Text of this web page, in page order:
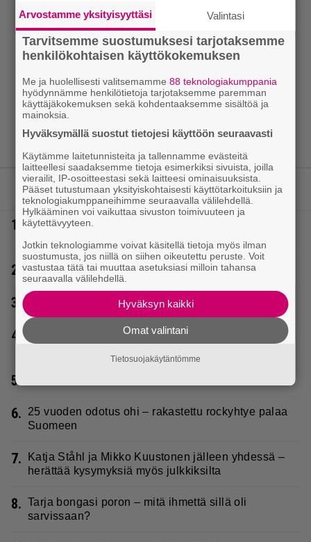
LUETUIMMAT JUTUT
1.
Sampo Kaulanen sai oudon tulehduksen – makaa
2. Rakastettu suomalainen metalliyhtye tekee paluun
3. Poliisilla surullinen ilta Kuopiossa eilen
4.
Laulaja Marionilla todella tuskaiset paikat tällä
hetkellä
5.
6.
25 vuoden odotus ohi – rakastettu rockyhtye palaa
Suomeen
7.
Katja Ståhl ja Mikko Kuustonen jälleen yhdessä –
herättää kysymyksiä myös julkkiksilta
8. Tarja bongasi poron – mitä ihmettä sillä oli
sarvissaan?
Arvostamme yksityisyyttäsi Valintasi
Tarvitsemme suostumuksesi tarjotaksemme
henkilökohtaisen käyttökokemuksen
Me ja huolellisesti valitsemamme88 teknologiakumppania
hyödynnämme henkilötietoja tarjotaksemme paremman
käyttäjäkokemuksen sekä kohdentaaksemme sisältöä ja
mainoksia.
Hyväksymällä suostut tietojesi käyttöön seuraavasti
Käytämme laitetunnisteita ja tallennamme evästeitä
laitteellesi saadaksemme tietoja esimerkiksi sivuista, joilla
vierailit, IP-osoitteestasi sekä laitteesi ominaisuuksista.
Pääset tutustumaan yksityiskohtaisesti käyttötarkoituksiin ja
teknologiakumppaneihimme seuraavalla välilehdellä.
Hylkääminen voi vaikuttaa sivuston toimivuuteen ja
käytettävyyteen.
Jotkin teknologiamme voivat käsitellä tietoja myös ilman
suostumusta, jos niillä on siihen oikeutettu peruste. Voit
vastustaa tätä tai muuttaa asetuksiasi milloin tahansa
seuraavalla välilehdellä.
Hyväksyn kaikki
Omat valintani
Tietosuojakäytäntömme